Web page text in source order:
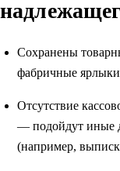
Сохранены
фабричные
Отсутствие
— подойдут иные
(например,